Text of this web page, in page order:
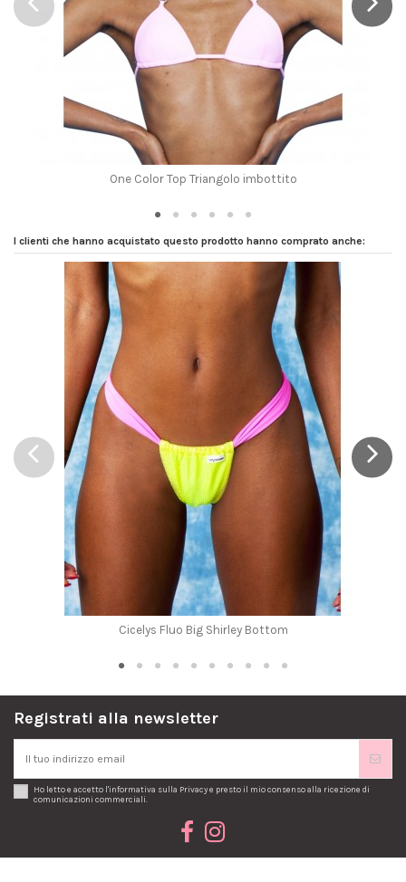
One Color Top Triangolo imbottito
I clienti che hanno acquistato questo prodotto hanno comprato anche:
Cicelys Fluo Big Shirley Bottom
Registrati alla newsletter
Ho letto e accetto l'informativa sulla Privacye presto il mio consenso alla ricezione di
comunicazioni commerciali.